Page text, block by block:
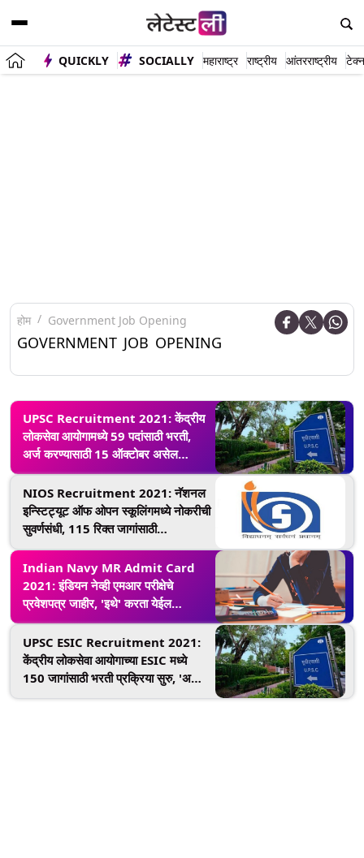
QUICKLY SOCIALLY महाराष्ट्र राष्ट्रीय आंतरराष्ट्रीय
होम Government Job Opening
GOVERNMENT JOB OPENING
UPSC Recruitment 2021: केंद्रीय
लोकसेवा आयोगामध्ये 59 पदांसाठी भरती,
अर्ज करण्यासाठी 15 ऑक्टोबर असेल
शेवटची तारीख
NIOS Recruitment 2021: नॅशनल
इन्स्टिट्यूट ऑफ ओपन स्कूलिंगमध्ये नोकरीची
सुवर्णसंधी, 115 रिक्त जागांसाठी
भरतीप्रक्रिया सुरू
Indian Navy MR Admit Card
2021: इंडियन नेव्ही एमआर परीक्षेचे
प्रवेशपत्र जाहीर, 'इथे' करता येईल
डाऊनलोड
UPSC ESIC Recruitment 2021:
केंद्रीय लोकसेवा आयोगाच्या ESIC मध्ये
150 जागांसाठी भरती प्रक्रिया सुरु, 'असा'